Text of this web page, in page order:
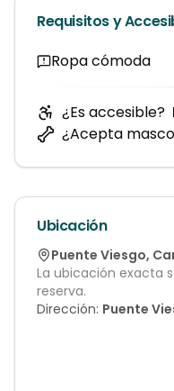
Requisitos y
Ropa cómoda
¿Es accesible?
¿Acepta
Ubicación
Puente Viesgo,
La ubicación exacta
reserva.
Dirección: Puente